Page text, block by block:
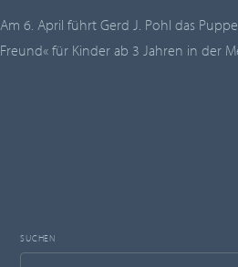
Am 6. April führt Gerd J. Pohl das
Freund« für Kinder ab 3 Jahren in der
SUCHEN